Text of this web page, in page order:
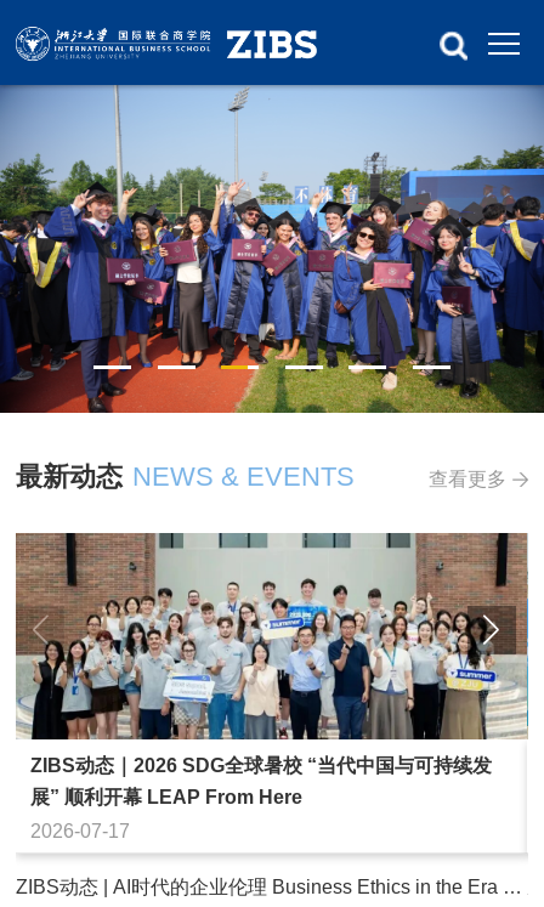
最新动态 NEWS & EVENTS 查看更多
ZIBS动态｜2026 SDG全球暑校 “当代中国与可持续发
展” 顺利开幕 LEAP From Here
2026-07-17
ZIBS动态 | AI时代的企业伦理 Business Ethics in the Era of AI